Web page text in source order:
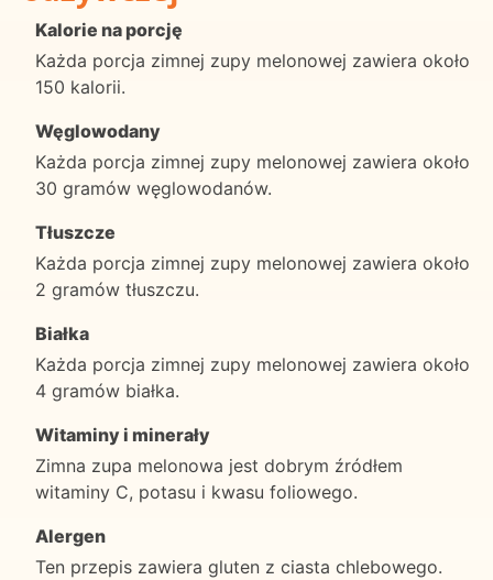
Kalorie na porcję
Każda porcja zimnej zupy melonowej zawiera około
150 kalorii.
Węglowodany
Każda porcja zimnej zupy melonowej zawiera około
30 gramów węglowodanów.
Tłuszcze
Każda porcja zimnej zupy melonowej zawiera około
2 gramów tłuszczu.
Białka
Każda porcja zimnej zupy melonowej zawiera około
4 gramów białka.
Witaminy i minerały
Zimna zupa melonowa jest dobrym źródłem
witaminy C, potasu i kwasu foliowego.
Alergen
Ten przepis zawiera gluten z ciasta chlebowego.